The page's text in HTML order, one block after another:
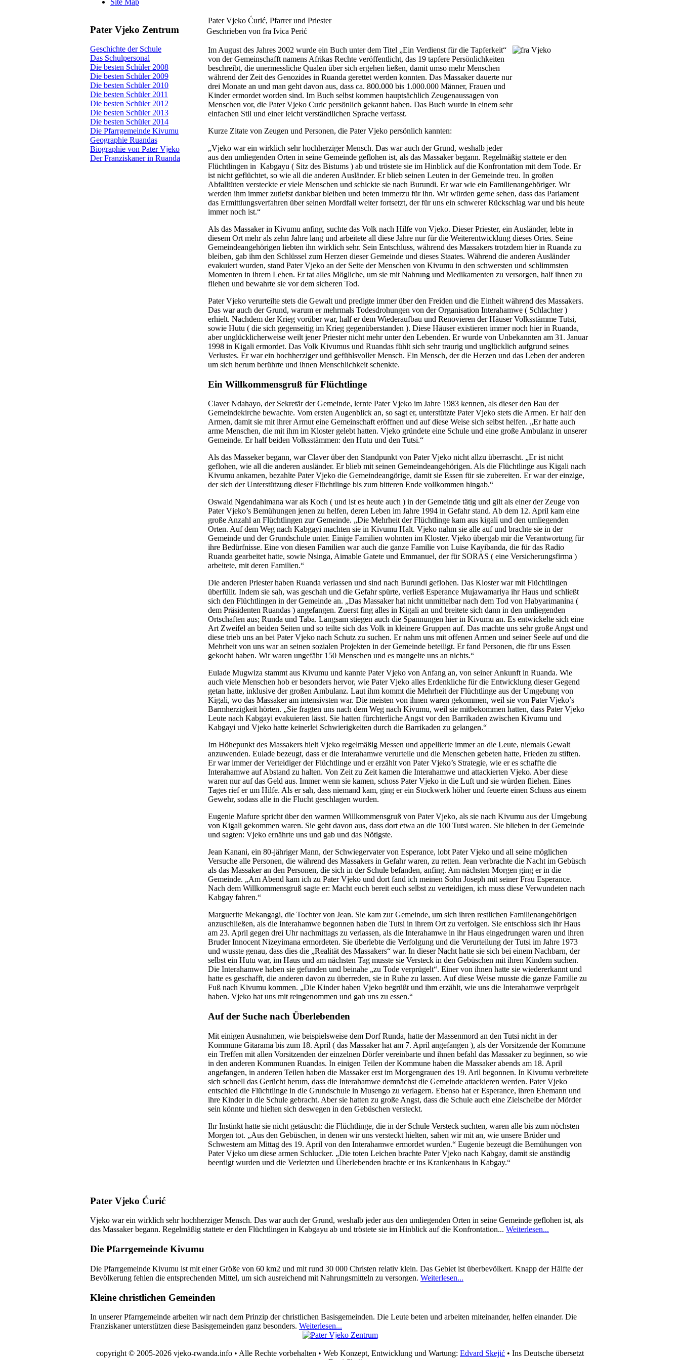
Site Map
Pater Vjeko Zentrum
Geschichte der Schule
Das Schulpersonal
Die besten Schüler 2008
Die besten Schüler 2009
Die besten Schüler 2010
Die besten Schüler 2011
Die besten Schüler 2012
Die besten Schüler 2013
Die besten Schüler 2014
Die Pfarrgemeinde Kivumu
Geographie Ruandas
Biographie von Pater Vjeko
Der Franziskaner in Ruanda
Pater Vjeko Ćurić, Pfarrer und Priester
Geschrieben von fra Ivica Perić
Im August des Jahres 2002 wurde ein Buch unter dem Titel „Ein Verdienst für die Tapferkeit“
von der Gemeinschafft namens Afrikas Rechte veröffentlicht, das 19 tapfere Persönlichkeiten
beschreibt, die unermessliche Qualen über sich ergehen ließen, damit umso mehr Menschen
während der Zeit des Genozides in Ruanda gerettet werden konnten. Das Massaker dauerte nur
drei Monate an und man geht davon aus, dass ca. 800.000 bis 1.000.000 Männer, Frauen und
Kinder ermordet worden sind. Im Buch selbst kommen hauptsächlich Zeugenaussagen von
Menschen vor, die Pater Vjeko Curic persönlich gekannt haben. Das Buch wurde in einem sehr
einfachen Stil und einer leicht verständlichen Sprache verfasst.
Kurze Zitate von Zeugen und Personen, die Pater Vjeko persönlich kannten:
„Vjeko war ein wirklich sehr hochherziger Mensch. Das war auch der Grund, weshalb jeder
aus den umliegenden Orten in seine Gemeinde geflohen ist, als das Massaker begann. Regelmäßig stattete er den
Flüchtlingen in Kabgayu ( Sitz des Bistums ) ab und tröstete sie im Hinblick auf die Konfrontation mit dem Tode. Er
ist nicht geflüchtet, so wie all die anderen Ausländer. Er blieb seinen Leuten in der Gemeinde treu. In großen
Abfalltüten versteckte er viele Menschen und schickte sie nach Burundi. Er war wie ein Familienangehöriger. Wir
werden ihm immer zutiefst dankbar bleiben und beten immerzu für ihn. Wir würden gerne sehen, dass das Parlament
das Ermittlungsverfahren über seinen Mordfall weiter fortsetzt, der für uns ein schwerer Rückschlag war und bis heute
immer noch ist.“
Als das Massaker in Kivumu anfing, suchte das Volk nach Hilfe von Vjeko. Dieser Priester, ein Ausländer, lebte in
diesem Ort mehr als zehn Jahre lang und arbeitete all diese Jahre nur für die Weiterentwicklung dieses Ortes. Seine
Gemeindeangehörigen liebten ihn wirklich sehr. Sein Entschluss, während des Massakers trotzdem hier in Ruanda zu
bleiben, gab ihm den Schlüssel zum Herzen dieser Gemeinde und dieses Staates. Während die anderen Ausländer
evakuiert wurden, stand Pater Vjeko an der Seite der Menschen von Kivumu in den schwersten und schlimmsten
Momenten in ihrem Leben. Er tat alles Mögliche, um sie mit Nahrung und Medikamenten zu versorgen, half ihnen zu
fliehen und bewahrte sie vor dem sicheren Tod.
Pater Vjeko verurteilte stets die Gewalt und predigte immer über den Freiden und die Einheit während des Massakers.
Das war auch der Grund, warum er mehrmals Todesdrohungen von der Organisation Interahamwe ( Schlachter )
erhielt. Nachdem der Krieg vorüber war, half er dem Wiederaufbau und Renovieren der Häuser Volksstämme Tutsi,
sowie Hutu ( die sich gegenseitig im Krieg gegenüberstanden ). Diese Häuser existieren immer noch hier in Ruanda,
aber unglücklicherweise weilt jener Priester nicht mehr unter den Lebenden. Er wurde von Unbekannten am 31. Januar
1998 in Kigali ermordet. Das Volk Kivumus und Ruandas fühlt sich sehr traurig und unglücklich aufgrund seines
Verlustes. Er war ein hochherziger und gefühlsvoller Mensch. Ein Mensch, der die Herzen und das Leben der anderen
um sich herum berührte und ihnen Menschlichkeit schenkte.
Ein Willkommensgruß für Flüchtlinge
Claver Ndahayo, der Sekretär der Gemeinde, lernte Pater Vjeko im Jahre 1983 kennen, als dieser den Bau der
Gemeindekirche bewachte. Vom ersten Augenblick an, so sagt er, unterstützte Pater Vjeko stets die Armen. Er half den
Armen, damit sie mit ihrer Armut eine Gemeinschaft eröffnen und auf diese Weise sich selbst helfen. „Er hatte auch
arme Menschen, die mit ihm im Kloster gelebt hatten. Vjeko gründete eine Schule und eine große Ambulanz in unserer
Gemeinde. Er half beiden Volksstämmen: den Hutu und den Tutsi.“
Als das Masseker begann, war Claver über den Standpunkt von Pater Vjeko nicht allzu überrascht. „Er ist nicht
geflohen, wie all die anderen ausländer. Er blieb mit seinen Gemeindeangehörigen. Als die Flüchtlinge aus Kigali nach
Kivumu ankamen, bezahlte Pater Vjeko die Gemeindeangörige, damit sie Essen für sie zubereiten. Er war der einzige,
der sich der Unterstützung dieser Flüchtlinge bis zum bitteren Ende vollkommen hingab.“
Oswald Ngendahimana war als Koch ( und ist es heute auch ) in der Gemeinde tätig und gilt als einer der Zeuge von
Pater Vjeko’s Bemühungen jenen zu helfen, deren Leben im Jahre 1994 in Gefahr stand. Ab dem 12. April kam eine
große Anzahl an Flüchtlingen zur Gemeinde. „Die Mehrheit der Flüchtlinge kam aus kigali und den umliegenden
Orten. Auf dem Weg nach Kabgayi machten sie in Kivumu Halt. Vjeko nahm sie alle auf und brachte sie in der
Gemeinde und der Grundschule unter. Einige Familien wohnten im Kloster. Vjeko übergab mir die Verantwortung für
ihre Bedürfnisse. Eine von diesen Familien war auch die ganze Familie von Luise Kayibanda, die für das Radio
Ruanda gearbeitet hatte, sowie Nsinga, Aimable Gatete und Emmanuel, der für SORAS ( eine Versicherungsfirma )
arbeitete, mit deren Familien.“
Die anderen Priester haben Ruanda verlassen und sind nach Burundi geflohen. Das Kloster war mit Flüchtlingen
überfüllt. Indem sie sah, was geschah und die Gefahr spürte, verließ Esperance Mujawamariya ihr Haus und schließt
sich den Flüchtlingen in der Gemeinde an. „Das Massaker hat nicht unmittelbar nach dem Tod von Habyarimanina (
dem Präsidenten Ruandas ) angefangen. Zuerst fing alles in Kigali an und breitete sich dann in den umliegenden
Ortschaften aus; Runda und Taba. Langsam stiegen auch die Spannungen hier in Kivumu an. Es entwickelte sich eine
Art Zweifel an beiden Seiten und so teilte sich das Volk in kleinere Gruppen auf. Das machte uns sehr große Angst und
diese trieb uns an bei Pater Vjeko nach Schutz zu suchen. Er nahm uns mit offenen Armen und seiner Seele auf und die
Mehrheit von uns war an seinen sozialen Projekten in der Gemeinde beteiligt. Er fand Personen, die für uns Essen
gekocht haben. Wir waren ungefähr 150 Menschen und es mangelte uns an nichts.“
Eulade Mugwiza stammt aus Kivumu und kannte Pater Vjeko von Anfang an, von seiner Ankunft in Ruanda. Wie
auch viele Menschen hob er besonders hervor, wie Pater Vjeko alles Erdenkliche für die Entwicklung dieser Gegend
getan hatte, inklusive der großen Ambulanz. Laut ihm kommt die Mehrheit der Flüchtlinge aus der Umgebung von
Kigali, wo das Massaker am intensivsten war. Die meisten von ihnen waren gekommen, weil sie von Pater Vjeko’s
Barmherzigkeit hörten. „Sie fragten uns nach dem Weg nach Kivumu, weil sie mitbekommen hatten, dass Pater Vjeko
Leute nach Kabgayi evakuieren lässt. Sie hatten fürchterliche Angst vor den Barrikaden zwischen Kivumu und
Kabgayi und Vjeko hatte keinerlei Schwierigkeiten durch die Barrikaden zu gelangen.“
Im Höhepunkt des Massakers hielt Vjeko regelmäßig Messen und appellierte immer an die Leute, niemals Gewalt
anzuwenden. Eulade bezeugt, dass er die Interahamwe verurteile und die Menschen gebeten hatte, Frieden zu stiften.
Er war immer der Verteidiger der Flüchtlinge und er erzählt von Pater Vjeko’s Strategie, wie er es schaffte die
Interahamwe auf Abstand zu halten. Von Zeit zu Zeit kamen die Interahamwe und attackierten Vjeko. Aber diese
waren nur auf das Geld aus. Immer wenn sie kamen, schoss Pater Vjeko in die Luft und sie würden fliehen. Eines
Tages rief er um Hilfe. Als er sah, dass niemand kam, ging er ein Stockwerk höher und feuerte einen Schuss aus einem
Gewehr, sodass alle in die Flucht geschlagen wurden.
Eugenie Mafure spricht über den warmen Willkommensgruß von Pater Vjeko, als sie nach Kivumu aus der Umgebung
von Kigali gekommen waren. Sie geht davon aus, dass dort etwa an die 100 Tutsi waren. Sie blieben in der Gemeinde
und sagten: Vjeko ernährte uns und gab und das Nötigste.
Jean Kanani, ein 80-jähriger Mann, der Schwiegervater von Esperance, lobt Pater Vjeko und all seine möglichen
Versuche alle Personen, die während des Massakers in Gefahr waren, zu retten. Jean verbrachte die Nacht im Gebüsch
als das Massaker an den Personen, die sich in der Schule befanden, anfing. Am nächsten Morgen ging er in die
Gemeinde. „Am Abend kam ich zu Pater Vjeko und dort fand ich meinen Sohn Joseph mit seiner Frau Esperance.
Nach dem Willkommensgruß sagte er: Macht euch bereit euch selbst zu verteidigen, ich muss diese Verwundeten nach
Kabgay fahren.“
Marguerite Mekangagi, die Tochter von Jean. Sie kam zur Gemeinde, um sich ihren restlichen Familienangehörigen
anzuschließen, als die Interahamwe begonnen haben die Tutsi in ihrem Ort zu verfolgen. Sie entschloss sich ihr Haus
am 23. April gegen drei Uhr nachmittags zu verlassen, als die Interahamwe in ihr Haus eingedrungen waren und ihren
Bruder Innocent Nizeyimana ermordeten. Sie überlebte die Verfolgung und die Verurteilung der Tutsi im Jahre 1973
und wusste genau, dass dies die „Realität des Massakers“ war. In dieser Nacht hatte sie sich bei einem Nachbarn, der
selbst ein Hutu war, im Haus und am nächsten Tag musste sie Versteck in den Gebüschen mit ihren Kindern suchen.
Die Interahamwe haben sie gefunden und beinahe „zu Tode verprügelt“. Einer von ihnen hatte sie wiedererkannt und
hatte es geschafft, die anderen davon zu überreden, sie in Ruhe zu lassen. Auf diese Weise musste die ganze Familie zu
Fuß nach Kivumu kommen. „Die Kinder haben Vjeko begrüßt und ihm erzählt, wie uns die Interahamwe verprügelt
haben. Vjeko hat uns mit reingenommen und gab uns zu essen.“
Auf der Suche nach Überlebenden
Mit einigen Ausnahmen, wie beispielsweise dem Dorf Runda, hatte der Massenmord an den Tutsi nicht in der
Kommune Gitarama bis zum 18. April ( das Massaker hat am 7. April angefangen ), als der Vorsitzende der Kommune
ein Treffen mit allen Vorsitzenden der einzelnen Dörfer vereinbarte und ihnen befahl das Massaker zu beginnen, so wie
in den anderen Kommunen Ruandas. In einigen Teilen der Kommune haben die Massaker abends am 18. April
angefangen, in anderen Teilen haben die Massaker erst im Morgengrauen des 19. Aril begonnen. In Kivumu verbreitete
sich schnell das Gerücht herum, dass die Interahamwe demnächst die Gemeinde attackieren werden. Pater Vjeko
entschied die Flüchtlinge in die Grundschule in Musengo zu verlagern. Ebenso hat er Esperance, ihren Ehemann und
ihre Kinder in die Schule gebracht. Aber sie hatten zu große Angst, dass die Schule auch eine Zielscheibe der Mörder
sein könnte und hielten sich deswegen in den Gebüschen versteckt.
Ihr Instinkt hatte sie nicht getäuscht: die Flüchtlinge, die in der Schule Versteck suchten, waren alle bis zum nöchsten
Morgen tot. „Aus den Gebüschen, in denen wir uns versteckt hielten, sahen wir mit an, wie unsere Brüder und
Schwestern am Mittag des 19. April von den Interahamwe ermordet wurden.“ Eugenie bezeugt die Bemühungen von
Pater Vjeko um diese armen Schlucker. „Die toten Leichen brachte Pater Vjeko nach Kabgay, damit sie anständig
beerdigt wurden und die Verletzten und Überlebenden brachte er ins Krankenhaus in Kabgay.“
Pater Vjeko Ćurić
Vjeko war ein wirklich sehr hochherziger Mensch. Das war auch der Grund, weshalb jeder aus den umliegenden Orten in seine Gemeinde geflohen ist, als
das Massaker begann. Regelmäßig stattete er den Flüchtlingen in Kabgayu ab und tröstete sie im Hinblick auf die Konfrontation... Weiterlesen...
Die Pfarrgemeinde Kivumu
Die Pfarrgemeinde Kivumu ist mit einer Größe von 60 km2 und mit rund 30 000 Christen relativ klein. Das Gebiet ist überbevölkert. Knapp der Hälfte der
Bevölkerung fehlen die entsprechenden Mittel, um sich ausreichend mit Nahrungsmitteln zu versorgen. Weiterlesen...
Kleine christlichen Gemeinden
In unserer Pfarrgemeinde arbeiten wir nach dem Prinzip der christlichen Basisgemeinden. Die Leute beten und arbeiten miteinander, helfen einander. Die
Franziskaner unterstützen diese Basisgemeinden ganz besonders. Weiterlesen...
copyright © 2005-2026 vjeko-rwanda.info • Alle Rechte vorbehalten • Web Konzept, Entwicklung und Wartung: Edvard Skejić • Ins Deutsche übersetzt